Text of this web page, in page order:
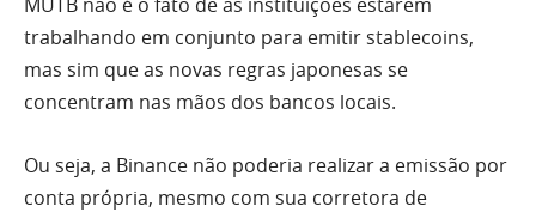
trabalhando em conjunto para emitir stablecoins,
mas sim que as novas regras japonesas se
concentram nas mãos dos bancos locais.
Ou seja, a Binance não poderia realizar a emissão por
conta própria, mesmo com sua corretora de